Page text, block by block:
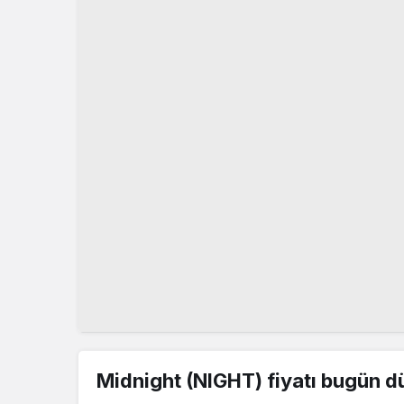
Midnight (NIGHT) fiyatı bugün